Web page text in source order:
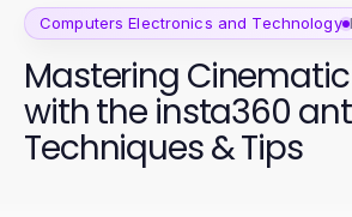
Computers Electronics and Technology
Mastering
with the insta360
Techniques & Tips